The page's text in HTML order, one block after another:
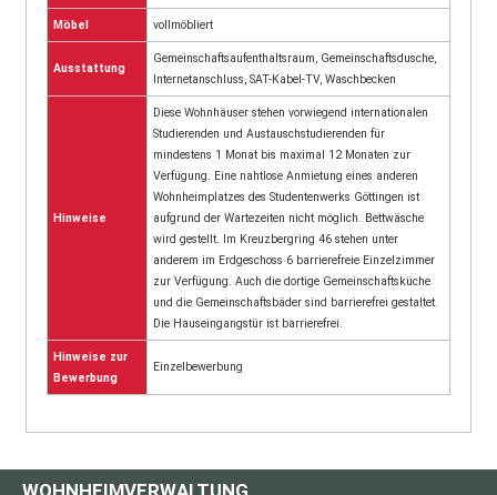
Möbel vollmöbliert
Ausstattung
Gemeinschaftsaufenthaltsraum, Gemeinschaftsdusche,
Internetanschluss, SAT-Kabel-TV, Waschbecken
Hinweise
Diese Wohnhäuser stehen vorwiegend internationalen
Studierenden und Austauschstudierenden für
mindestens 1 Monat bis maximal 12 Monaten zur
Verfügung. Eine nahtlose Anmietung eines anderen
Wohnheimplatzes des Studentenwerks Göttingen ist
aufgrund der Wartezeiten nicht möglich. Bettwäsche
wird gestellt. Im Kreuzbergring 46 stehen unter
anderem im Erdgeschoss 6 barrierefreie Einzelzimmer
zur Verfügung. Auch die dortige Gemeinschaftsküche
und die Gemeinschaftsbäder sind barrierefrei gestaltet.
Die Hauseingangstür ist barrierefrei.
Hinweise zur
Bewerbung
Einzelbewerbung
WOHNHEIMVERWALTUNG